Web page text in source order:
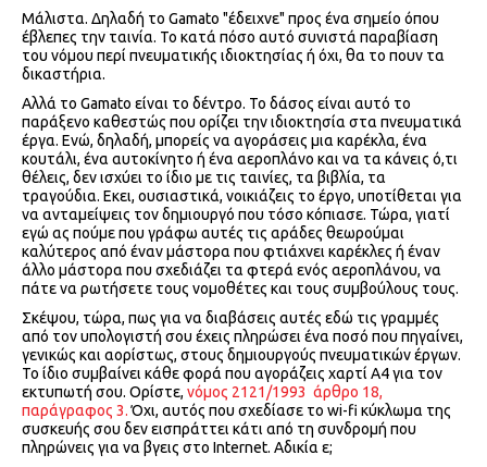
Μάλιστα. Δηλαδή το Gamato "έδειχνε" προς ένα σημείο όπου
έβλεπες την ταινία. Το κατά πόσο αυτό συνιστά παραβίαση
του νόμου περί πνευματικής ιδιοκτησίας ή όχι, θα το πουν τα
δικαστήρια.
Αλλά το Gamato είναι το δέντρο. Το δάσος είναι αυτό το
παράξενο καθεστώς που ορίζει την ιδιοκτησία στα πνευματικά
έργα. Ενώ, δηλαδή, μπορείς να αγοράσεις μια καρέκλα, ένα
κουτάλι, ένα αυτοκίνητο ή ένα αεροπλάνο και να τα κάνεις ό,τι
θέλεις, δεν ισχύει το ίδιο με τις ταινίες, τα βιβλία, τα
τραγούδια. Εκει, ουσιαστικά, νοικιάζεις το έργο, υποτίθεται για
να ανταμείψεις τον δημιουργό που τόσο κόπιασε. Τώρα, γιατί
εγώ ας πούμε που γράφω αυτές τις αράδες θεωρούμαι
καλύτερος από έναν μάστορα που φτιάχνει καρέκλες ή έναν
άλλο μάστορα που σχεδιάζει τα φτερά ενός αεροπλάνου, να
πάτε να ρωτήσετε τους νομοθέτες και τους συμβούλους τους.
Σκέψου, τώρα, πως για να διαβάσεις αυτές εδώ τις γραμμές
από τον υπολογιστή σου έχεις πληρώσει ένα ποσό που πηγαίνει,
γενικώς και αορίστως, στους δημιουργούς πνευματικών έργων.
Το ίδιο συμβαίνει κάθε φορά που αγοράζεις χαρτί Α4 για τον
εκτυπωτή σου. Ορίστε, νόμος 2121/1993 άρθρο 18,
παράγραφος 3.Όχι, αυτός που σχεδίασε το wi-fi κύκλωμα της
συσκευής σου δεν εισπράττει κάτι από τη συνδρομή που
πληρώνεις για να βγεις στο Internet. Αδικία ε;